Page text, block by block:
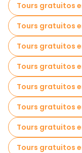
Tours gratuitos
Tours gratuitos
Tours gratuitos
Tours gratuitos
Tours gratuitos
Tours gratuitos
Tours gratuitos
Tours gratuitos